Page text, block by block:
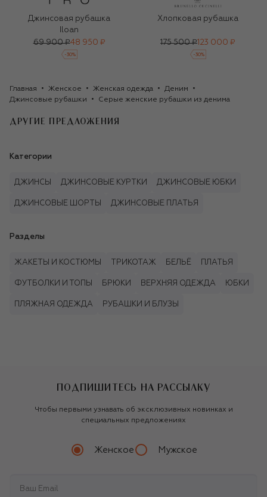
Джинсовая рубашка
Iloan
69 900 ₽48 950 ₽
-30%
Хлопковая рубашка
175 500 ₽ 123 000 ₽
-30%
Главная Женское Женская одежда
Деним
Джинсовые рубашки
Серые женские рубашки из денима
ДРУГИЕ ПРЕДЛОЖЕНИЯ
Категории
ДЖИНСЫ ДЖИНСОВЫЕ КУРТКИ ДЖИНСОВЫЕ ЮБКИ
ДЖИНСОВЫЕ ШОРТЫ ДЖИНСОВЫЕ ПЛАТЬЯ
Разделы
ЖАКЕТЫ И КОСТЮМЫ ТРИКОТАЖ БЕЛЬЁ ПЛАТЬЯ
ФУТБОЛКИ И ТОПЫ БРЮКИ ВЕРХНЯЯ ОДЕЖДА ЮБКИ
ПЛЯЖНАЯ ОДЕЖДА РУБАШКИ И БЛУЗЫ
ПОДПИШИТЕСЬ НА РАССЫЛКУ
Чтобы первыми узнавать об эксклюзивных новинках и
специальных предложениях
Женское Мужское